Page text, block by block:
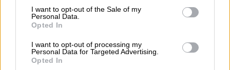
consent section.
I want to opt-out of the Sale of my
Personal Data.
Opted In
I want to opt-out of processing my
Personal Data for Targeted Advertising.
Opted In